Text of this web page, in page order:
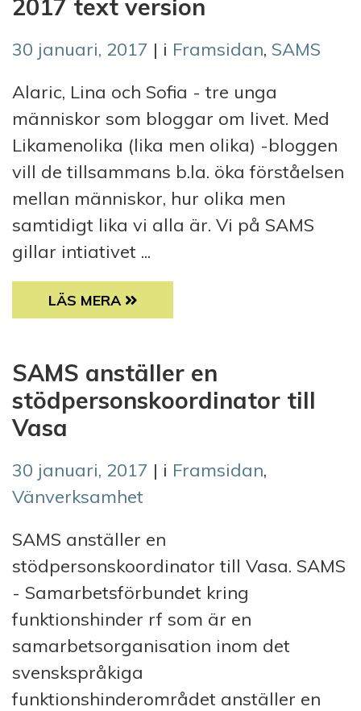
2017 text version
30 januari, 2017 | i Framsidan, SAMS
Alaric, Lina och Sofia - tre unga
människor som bloggar om livet. Med
Likamenolika (lika men olika) -bloggen
vill de tillsammans b.la. öka förståelsen
mellan människor, hur olika men
samtidigt lika vi alla är. Vi på SAMS
gillar intiativet ...
SAMS NYHETSBREV FEBRUARI 2017 TEXT
LÄS MERA
SAMS anställer en
stödpersonskoordinator till
Vasa
30 januari, 2017 | i Framsidan,
Vänverksamhet
SAMS anställer en
stödpersonskoordinator till Vasa. SAMS
- Samarbetsförbundet kring
funktionshinder rf som är en
samarbetsorganisation inom det
svenskspråkiga
funktionshinderområdet anställer en